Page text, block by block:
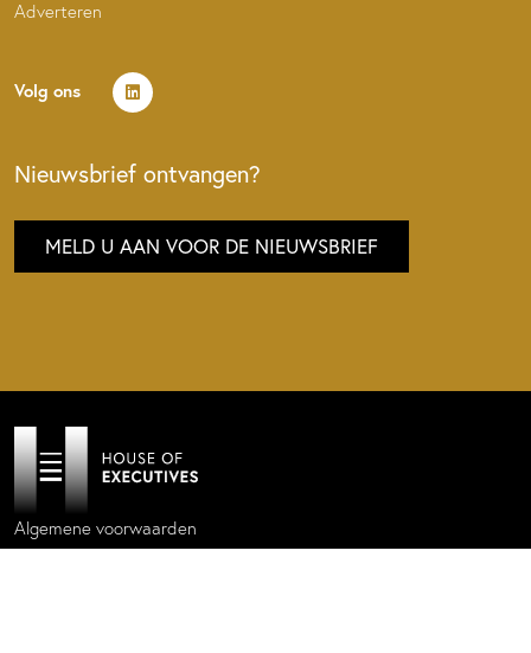
Adverteren
Volg ons
Nieuwsbrief ontvangen?
MELD U AAN VOOR DE NIEUWSBRIEF
Algemene voorwaarden
Privacy policy